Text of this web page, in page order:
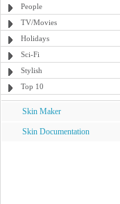
People
TV/Movies
Holidays
Sci-Fi
Stylish
Top 10
Skin Maker
Skin Documentation